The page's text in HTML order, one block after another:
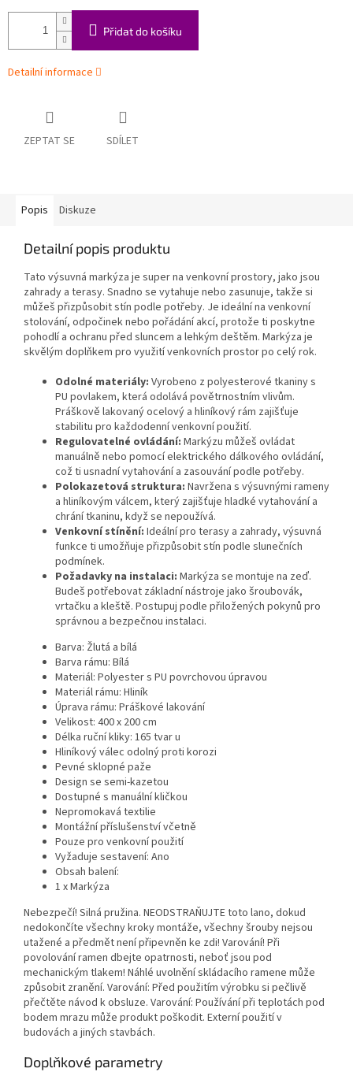
Přidat do košíku
Detailní informace
ZEPTAT SE SDÍLET
Popis Diskuze
Detailní popis produktu
Tato výsuvná markýza je super na venkovní prostory, jako jsou
zahrady a terasy. Snadno se vytahuje nebo zasunuje, takže si
můžeš přizpůsobit stín podle potřeby. Je ideální na venkovní
stolování, odpočinek nebo pořádání akcí, protože ti poskytne
pohodlí a ochranu před sluncem a lehkým deštěm. Markýza je
skvělým doplňkem pro využití venkovních prostor po celý rok.
Odolné materiály: Vyrobeno z polyesterové tkaniny s
PU povlakem, která odolává povětrnostním vlivům.
Práškově lakovaný ocelový a hliníkový rám zajišťuje
stabilitu pro každodenní venkovní použití.
Regulovatelné ovládání: Markýzu můžeš ovládat
manuálně nebo pomocí elektrického dálkového ovládání,
což ti usnadní vytahování a zasouvání podle potřeby.
Polokazetová struktura: Navržena s výsuvnými rameny
a hliníkovým válcem, který zajišťuje hladké vytahování a
chrání tkaninu, když se nepoužívá.
Venkovní stínění: Ideální pro terasy a zahrady, výsuvná
funkce ti umožňuje přizpůsobit stín podle slunečních
podmínek.
Požadavky na instalaci: Markýza se montuje na zeď.
Budeš potřebovat základní nástroje jako šroubovák,
vrtačku a kleště. Postupuj podle přiložených pokynů pro
správnou a bezpečnou instalaci.
Barva: Žlutá a bílá
Barva rámu: Bílá
Materiál: Polyester s PU povrchovou úpravou
Materiál rámu: Hliník
Úprava rámu: Práškové lakování
Velikost: 400 x 200 cm
Délka ruční kliky: 165 tvar u
Hliníkový válec odolný proti korozi
Pevné sklopné paže
Design se semi-kazetou
Dostupné s manuální kličkou
Nepromokavá textilie
Montážní příslušenství včetně
Pouze pro venkovní použití
Vyžaduje sestavení: Ano
Obsah balení:
1 x Markýza
Nebezpečí! Silná pružina. NEODSTRAŇUJTE toto lano, dokud
nedokončíte všechny kroky montáže, všechny šrouby nejsou
utažené a předmět není připevněn ke zdi! Varování! Při
povolování ramen dbejte opatrnosti, neboť jsou pod
mechanickým tlakem! Náhlé uvolnění skládacího ramene může
způsobit zranění. Varování: Před použitím výrobku si pečlivě
přečtěte návod k obsluze. Varování: Používání při teplotách pod
bodem mrazu může produkt poškodit. Externí použití v
budovách a jiných stavbách.
Doplňkové parametry